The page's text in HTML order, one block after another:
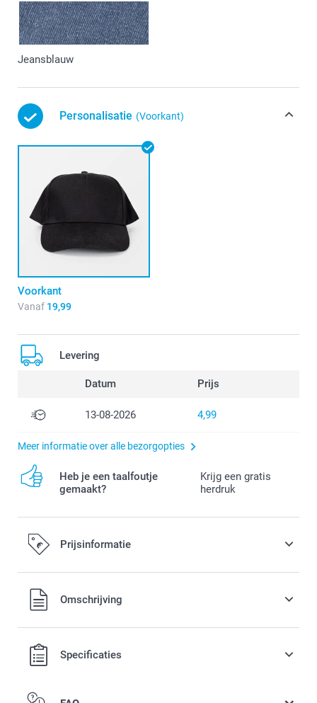
Jeansblauw
Personalisatie (Voorkant)
Voorkant
Vanaf 19,99
Levering
Datum Prijs
13-08-2026 4,99
Meer informatie over alle bezorgopties
Heb je een taalfoutje
gemaakt?
Krijg een gratis
herdruk
Prijsinformatie
Alle prijzen zijn in EURO (€) inclusief BTW en exclusief
verzendkosten.Omschrijving
Specificaties